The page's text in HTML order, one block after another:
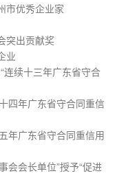
市优秀企业家
突出贡献奖
业
连续十三年广东省守合
四年广东省守合同重信
年广东省守合同重信用
会会长单位”授予“促进